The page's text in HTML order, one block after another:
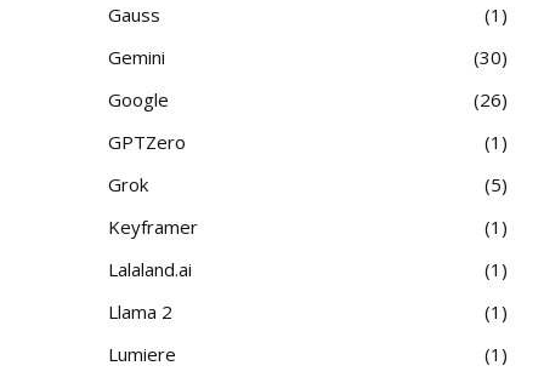
Gauss
1
Gemini
30
Google
26
GPTZero
1
Grok
5
Keyframer
1
Lalaland.ai
1
Llama 2
1
Lumiere
1